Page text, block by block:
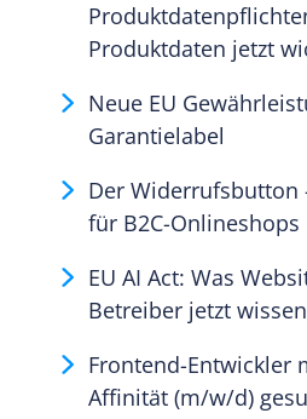
Produktdaten jetzt
Neue EU
Garantielabel
Der Widerrufsbutton
für B2C-Onlineshops
EU AI Act: Was
Betreiber jetzt
Frontend-Entwickler
Affinität (m/w/d)